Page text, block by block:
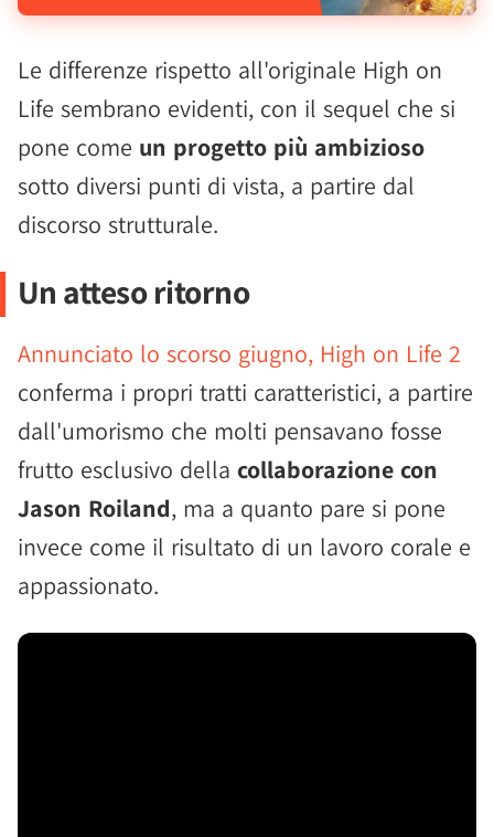
Le differenze rispetto all'originale High on
Life sembrano evidenti, con il sequel che si
pone come un progetto più ambizioso
sotto diversi punti di vista, a partire dal
discorso strutturale.
Un atteso ritorno
Annunciato lo scorso giugno, High on Life 2
conferma i propri tratti caratteristici, a partire
dall'umorismo che molti pensavano fosse
frutto esclusivo della collaborazione con
Jason Roiland, ma a quanto pare si pone
invece come il risultato di un lavoro corale e
appassionato.